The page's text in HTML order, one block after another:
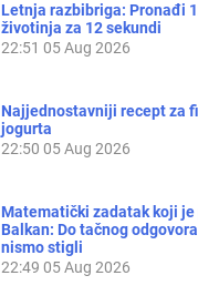
Letnja razbibriga: Pronađi
životinja za 12 sekundi
22:51 05 Aug 2026
Najjednostavniji recept za
jogurta
22:50 05 Aug 2026
Matematički zadatak koji
Balkan: Do tačnog
nismo stigli
22:49 05 Aug 2026